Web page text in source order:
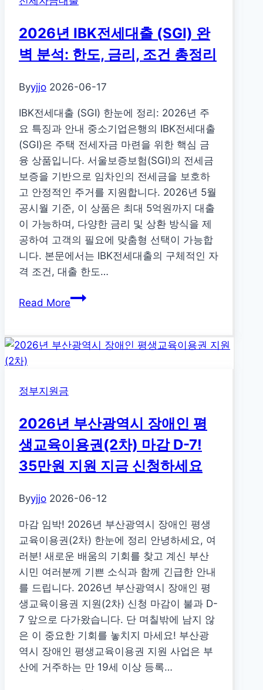
2026
년
금
리
교:
디
비
저
축
은
행
가
입
부
터
2026년 IBK전세대출 (SGI) 완
벽 분석: 한도, 금리, 조건 총정리
Byyjjo 2026-06-17
IBK전세대출 (SGI) 한눈에 정리: 2026년 주
요 특징과 안내 중소기업은행의 IBK전세대출
(SGI)은 주택 전세자금 마련을 위한 핵심 금
융 상품입니다. 서울보증보험(SGI)의 전세금
보증을 기반으로 임차인의 전세금을 보호하
고 안정적인 주거를 지원합니다. 2026년 5월
공시월 기준, 이 상품은 최대 5억원까지 대출
이 가능하며, 다양한 금리 및 상환 방식을 제
공하여 고객의 필요에 맞춤형 선택이 가능합
니다. 본문에서는 IBK전세대출의 구체적인 자
격 조건, 대출 한도…
Read More2026
전
완
벽
분
석:
도,
금
리,
조
건
총
정
리
정부지원금
2026년 부산광역시 장애인 평
생교육이용권(2차) 마감 D-7!
35만원 지원 지금 신청하세요
Byyjjo 2026-06-12
마감 임박! 2026년 부산광역시 장애인 평생
교육이용권(2차) 한눈에 정리 안녕하세요, 여
러분! 새로운 배움의 기회를 찾고 계신 부산
시민 여러분께 기쁜 소식과 함께 긴급한 안내
를 드립니다. 2026년 부산광역시 장애인 평
생교육이용권 지원(2차) 신청 마감이 불과 D-
7 앞으로 다가왔습니다. 단 며칠밖에 남지 않
은 이 중요한 기회를 놓치지 마세요! 부산광
역시 장애인 평생교육이용권 지원 사업은 부
산에 거주하는 만 19세 이상 등록…